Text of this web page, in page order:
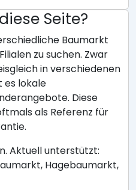
Seite?
Baumarkt
zu suchen. Zwar
in verschiedenen
es lokale
Diese
als Referenz für
Aktuell unterstützt:
Hagebaumarkt,